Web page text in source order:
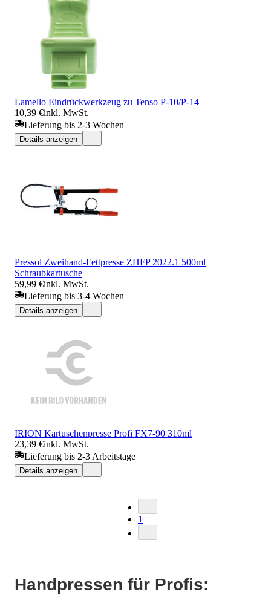
Lamello Eindrückwerkzeug zu Tenso P-10/P-14
10,39 €inkl. MwSt.
Lieferung bis 2-3 Wochen
Details anzeigen
Pressol Zweihand-Fettpresse ZHFP 2022.1 500ml
Schraubkartusche
59,99 €inkl. MwSt.
Lieferung bis 3-4 Wochen
Details anzeigen
IRION Kartuschenpresse Profi FX7-90 310ml
23,39 €inkl. MwSt.
Lieferung bis 2-3 Arbeitstage
Details anzeigen
1
Handpressen für Profis: